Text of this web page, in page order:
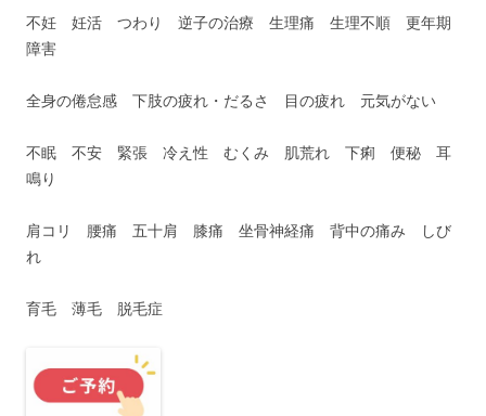
不妊 妊活 つわり 逆子の治療 生理痛 生理不順 更年期
障害
全身の倦怠感 下肢の疲れ・だるさ 目の疲れ 元気がない
不眠 不安 緊張 冷え性 むくみ 肌荒れ 下痢 便秘 耳
鳴り
肩コリ 腰痛 五十肩 膝痛 坐骨神経痛 背中の痛み しび
れ
育毛 薄毛 脱毛症